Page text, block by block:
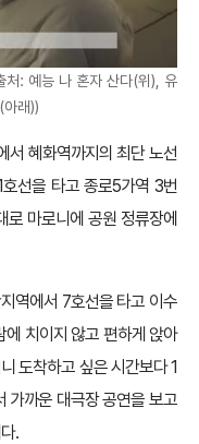
: 예능 나 혼자 산다(위), 유
래))
서 혜화역까지의 최단 노선
선을 타고 종로5가역 3번
마로니에 공원 정류장에
역에서 7호선을 타고 이수
치이지 않고 편하게 앉아
도착하고 싶은 시간보다 1
가까운 대극장 공연을 보고
.